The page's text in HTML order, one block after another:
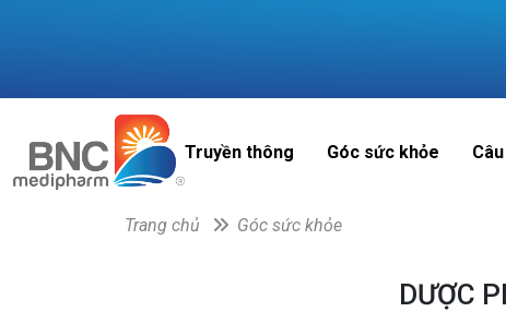
Truyền thông Góc sức khỏe
Trang chủ Góc sức khỏe
DƯỢC